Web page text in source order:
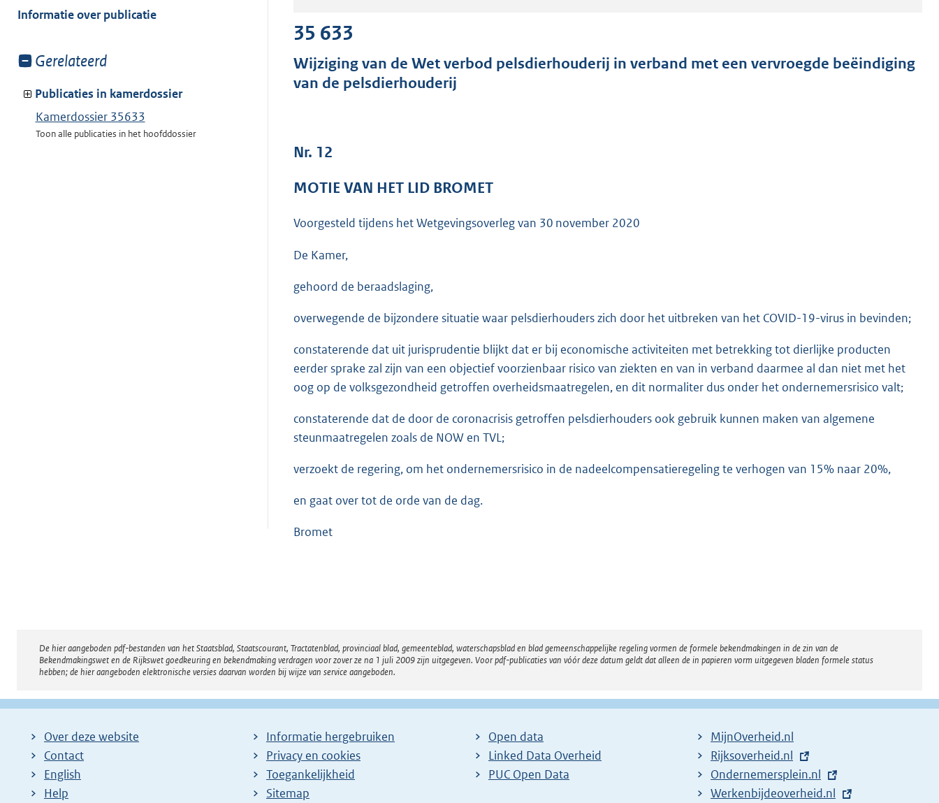
van:
Informatie over publicatie
Toon
van:
Gerelateerd
Publicaties in kamerdossier
Kamerdossier 35633
Toon alle publicaties in het hoofddossier
a
K
b
35 633
Wijziging van de Wet verbod pelsdierhouderij in verband met een vervroegde beëindiging
van de pelsdierhouderij
Nr. 12
MOTIE VAN HET LID BROMET
Voorgesteld tijdens het Wetgevingsoverleg van 30 november 2020
De Kamer,
gehoord de beraadslaging,
overwegende de bijzondere situatie waar pelsdierhouders zich door het uitbreken van het COVID-19-virus in bevinden;
constaterende dat uit jurisprudentie blijkt dat er bij economische activiteiten met betrekking tot dierlijke producten
eerder sprake zal zijn van een objectief voorzienbaar risico van ziekten en van in verband daarmee al dan niet met het
oog op de volksgezondheid getroffen overheidsmaatregelen, en dit normaliter dus onder het ondernemersrisico valt;
constaterende dat de door de coronacrisis getroffen pelsdierhouders ook gebruik kunnen maken van algemene
steunmaatregelen zoals de NOW en TVL;
verzoekt de regering, om het ondernemersrisico in de nadeelcompensatieregeling te verhogen van 15% naar 20%,
en gaat over tot de orde van de dag.
Bromet
Disclaimer
De hier aangeboden pdf-bestanden van het Staatsblad, Staatscourant, Tractatenblad, provinciaal blad, gemeenteblad, waterschapsblad en blad gemeenschappelijke regeling vormen de formele bekendmakingen in de zin van de
Bekendmakingswet en de Rijkswet goedkeuring en bekendmaking verdragen voor zover ze na 1 juli 2009 zijn uitgegeven. Voor pdf-publicaties van vóór deze datum geldt dat alleen de in papieren vorm uitgegeven bladen formele status
hebben; de hier aangeboden elektronische versies daarvan worden bij wijze van service aangeboden.
Over deze website
Contact
English
Help
Informatie hergebruiken
Privacy en cookies
Toegankelijkheid
Sitemap
Open data
Linked Data Overheid
PUC Open Data
MijnOverheid.nl
E
x
t
Rijksoverheid.nl
E
x
Ondernemersplein.nl
E
Werkenbijdeoverheid.nl